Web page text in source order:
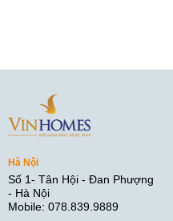
Hà Nội
Số 1- Tân Hội - Đan Phượng
- Hà Nội
Mobile: 078.839.9889